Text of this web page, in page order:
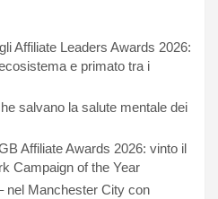
Affiliate Leaders Awards 2026:
e primato tra i
salvano la salute mentale dei
Affiliate Awards 2026: vinto il
Campaign of the Year
nel Manchester City con